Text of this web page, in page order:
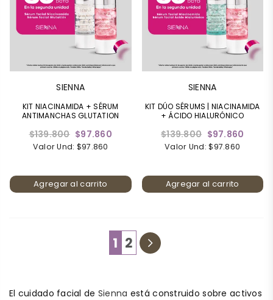
SIENNA
KIT NIACINAMIDA + SÉRUM
ANTIMANCHAS GLUTATION
Precio
habitual
$139.800 $97.860
Valor Und: $97.860
Agregar al carrito
SIENNA
KIT DÚO SÉRUMS | NIACINAMIDA
+ ÁCIDO HIALURÓNICO
Precio
habitual
$139.800 $97.860
Valor Und: $97.860
Agregar al carrito
1 2
El cuidado facial de Sienna está construido sobre activos